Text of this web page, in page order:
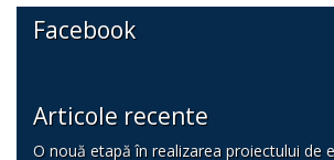
Facebook
Articole recente
O nouă etapă în realizarea proiectului de